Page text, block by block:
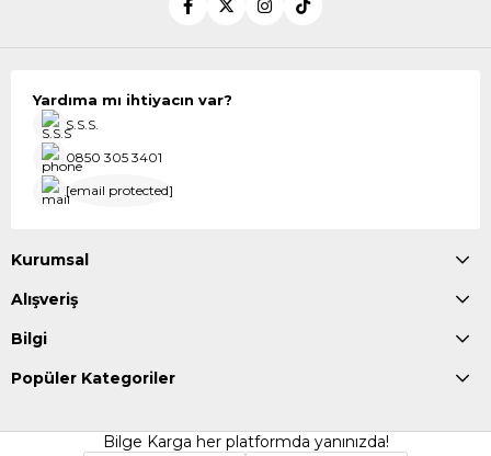
Yardıma mı ihtiyacın var?
S.S.S.
0850 305 3401
[email protected]
Kurumsal
Alışveriş
Bilgi
Popüler Kategoriler
Bilge Karga her platformda yanınızda!